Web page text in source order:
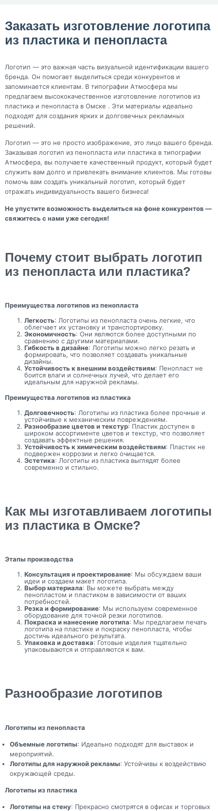
Заказать изготовление логотипа
из пластика и пенопласта
Логотип — это важная часть визуальной идентификации вашего
бренда. Он помогает выделиться среди конкурентов и
запоминается клиентам. В типографии Атмосфера мы
предлагаем высококачественное изготовление логотипов из
пластика и пенопласта в Омске . Эти материалы идеально
подходят для создания ярких и долговечных рекламных
решений.
Логотип — это не просто изображение, это лицо вашего бренда.
Заказывая логотип из пенопласта или пластика в типографии
Атмосфера, вы получаете качественный продукт, который будет
служить вам долго и привлекать внимание клиентов. Мы готовы
помочь вам создать уникальный логотип, который будет
отражать индивидуальность вашего бизнеса!
Не упустите возможность выделиться на фоне конкурентов —
свяжитесь с нами уже сегодня!
Почему стоит выбрать логотип
из пенопласта или пластика?
Преимущества логотипов из пенопласта
Легкость: Логотипы из пенопласта очень легкие, что
облегчает их установку и транспортировку.
Экономичность: Они являются более доступными по
сравнению с другими материалами.
Гибкость в дизайне: Логотипы можно легко резать и
формировать, что позволяет создавать уникальные
дизайны.
Устойчивость к внешним воздействиям: Пенопласт не
боится влаги и солнечных лучей, что делает его
идеальным для наружной рекламы.
Преимущества логотипов из пластика
Долговечность: Логотипы из пластика более прочные и
устойчивые к механическим повреждениям.
Разнообразие цветов и текстур: Пластик доступен в
широком ассортименте цветов и текстур, что позволяет
создавать эффектные решения.
Устойчивость к химическим воздействиям: Пластик не
подвержен коррозии и легко очищается.
Эстетика: Логотипы из пластика выглядят более
современно и стильно.
Как мы изготавливаем логотипы
из пластика в Омске?
Этапы производства
Консультация и проектирование: Мы обсуждаем ваши
идеи и создаем макет логотипа.
Выбор материала: Вы можете выбрать между
пенопластом и пластиком в зависимости от ваших
потребностей.
Резка и формирование: Мы используем современное
оборудование для точной резки логотипов.
Покраска и нанесение логотипа: Мы предлагаем печать
логотипа на пластике и покраску пенопласта, чтобы
достичь идеального результата.
Упаковка и доставка: Готовые изделия тщательно
упаковываются и отправляются к вам.
Разнообразие логотипов
Логотипы из пенопласта
Объемные логотипы: Идеально подходят для выставок и
мероприятий.
Логотипы для наружной рекламы: Устойчивы к воздействию
окружающей среды.
Логотипы из пластика
Логотипы на стену: Прекрасно смотрятся в офисах и торговых